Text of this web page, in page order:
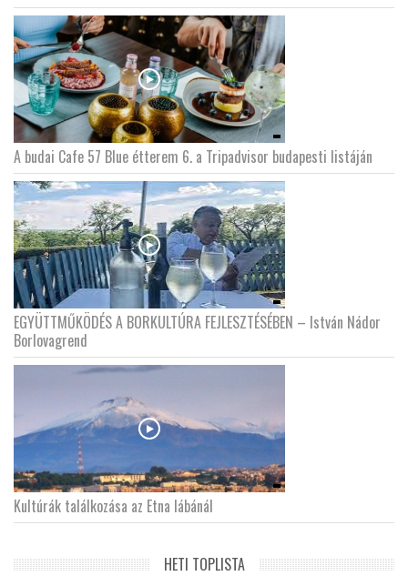
A budai Cafe 57 Blue étterem 6. a Tripadvisor budapesti listáján
EGYÜTTMŰKÖDÉS A BORKULTÚRA FEJLESZTÉSÉBEN – István Nádor
Borlovagrend
Kultúrák találkozása az Etna lábánál
HETI TOPLISTA